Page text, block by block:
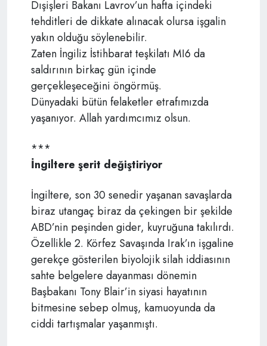
Dışişleri Bakanı Lavrov’un hafta içindeki
tehditleri de dikkate alınacak olursa işgalin
yakın olduğu söylenebilir.
Zaten İngiliz İstihbarat teşkilatı MI6 da
saldırının birkaç gün içinde
gerçekleşeceğini öngörmüş.
Dünyadaki bütün felaketler etrafımızda
yaşanıyor. Allah yardımcımız olsun.
***
İngiltere şerit değiştiriyor
İngiltere, son 30 senedir yaşanan savaşlarda
biraz utangaç biraz da çekingen bir şekilde
ABD’nin peşinden gider, kuyruğuna takılırdı.
Özellikle 2. Körfez Savaşında Irak’ın işgaline
gerekçe gösterilen biyolojik silah iddiasının
sahte belgelere dayanması dönemin
Başbakanı Tony Blair’in siyasi hayatının
bitmesine sebep olmuş, kamuoyunda da
ciddi tartışmalar yaşanmıştı.